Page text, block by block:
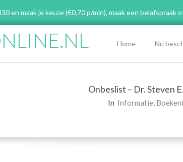
en maak je keuze (€0,70 p/min), maak een belafspraak
Menu
Home Nu
Onbeslist – Dr. Steven
In Informatie,